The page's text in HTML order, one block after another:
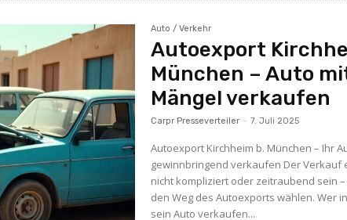
Auto / Verkehr
Autoexport
München – Auto
Mängel verkaufen
Carpr Presseverteiler - 7. Juli 2025
Autoexport Kirchheim b. München – Ihr
gewinnbringend verkaufen Der Verkauf
nicht kompliziert oder zeitraubend sein
den Weg des Autoexports wählen. Wer
sein Auto verkaufen...